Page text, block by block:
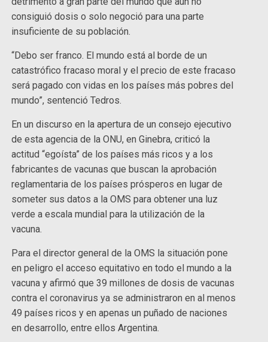
consiguió dosis o solo negoció para una parte
insuficiente de su población.
“Debo ser franco. El mundo está al borde de un
catastrófico fracaso moral y el precio de este fracaso
será pagado con vidas en los países más pobres del
mundo”, sentenció Tedros.
En un discurso en la apertura de un consejo ejecutivo
de esta agencia de la ONU, en Ginebra, criticó la
actitud “egoísta” de los países más ricos y a los
fabricantes de vacunas que buscan la aprobación
reglamentaria de los países prósperos en lugar de
someter sus datos a la OMS para obtener una luz
verde a escala mundial para la utilización de la
vacuna.
Para el director general de la OMS la situación pone
en peligro el acceso equitativo en todo el mundo a la
vacuna y afirmó que 39 millones de dosis de vacunas
contra el coronavirus ya se administraron en al menos
49 países ricos y en apenas un puñado de naciones
en desarrollo, entre ellos Argentina.